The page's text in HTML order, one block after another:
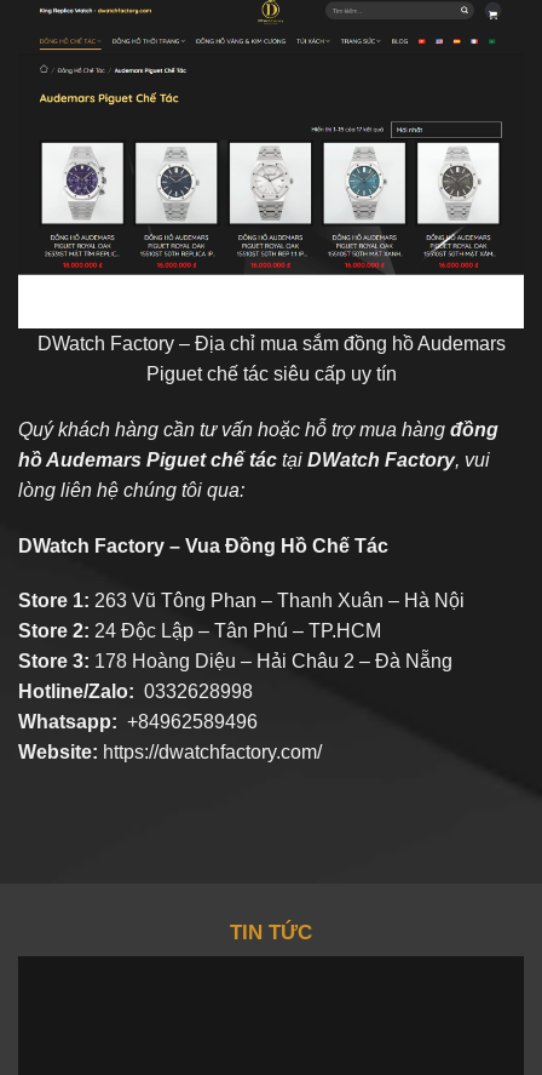
DWatch Factory – Địa chỉ mua sắm đồng hồ Audemars
Piguet chế tác siêu cấp uy tín
Quý khách hàng cần tư vấn hoặc hỗ trợ mua hàng đồng
hồ Audemars Piguet chế tác tại DWatch Factory, vui
lòng liên hệ chúng tôi qua:
DWatch Factory – Vua Đồng Hồ Chế Tác
Store 1: 263 Vũ Tông Phan – Thanh Xuân – Hà Nội
Store 2: 24 Độc Lập – Tân Phú – TP.HCM
Store 3: 178 Hoàng Diệu – Hải Châu 2 – Đà Nẵng
Hotline/Zalo: 0332628998
Whatsapp: +84962589496
Website: https://dwatchfactory.com/
TIN TỨC